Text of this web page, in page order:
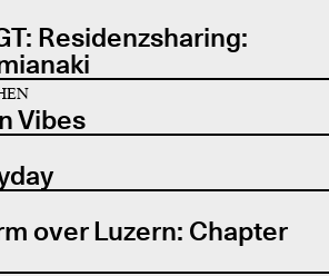
Residenzsharing:
Vibes
over Luzern: Chapter